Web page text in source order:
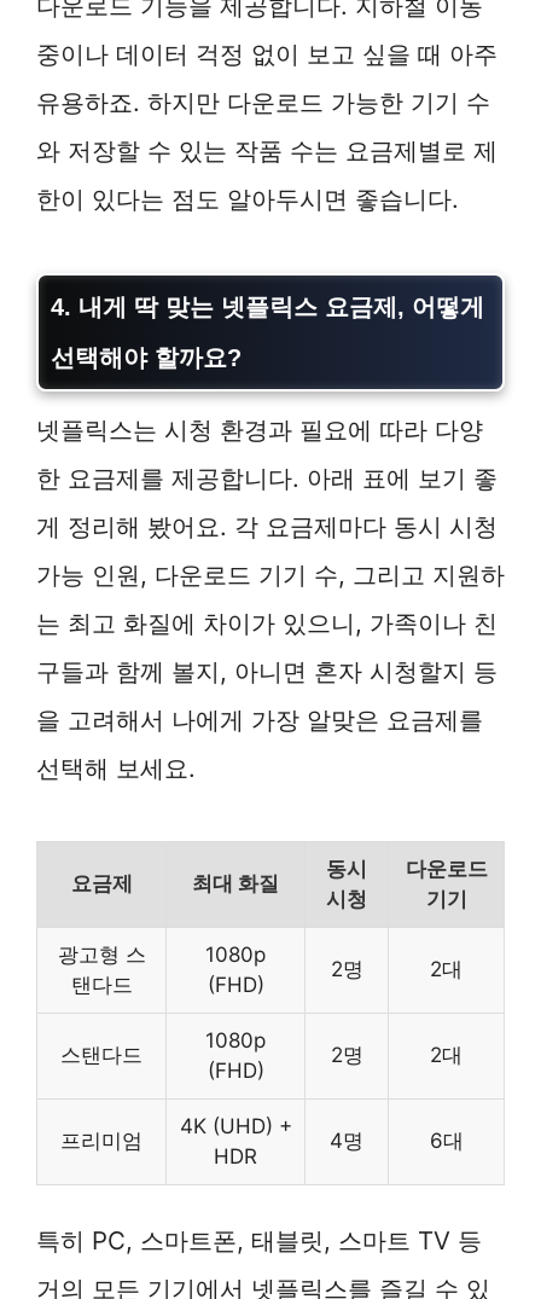
중이나 데이터 걱정 없이 보고 싶을 때 아주
유용하죠. 하지만 다운로드 가능한 기기 수
와 저장할 수 있는 작품 수는 요금제별로 제
한이 있다는 점도 알아두시면 좋습니다.
4. 내게 딱 맞는 넷플릭스 요금제, 어떻게
선택해야 할까요?
넷플릭스는 시청 환경과 필요에 따라 다양
한 요금제를 제공합니다. 아래 표에 보기 좋
게 정리해 봤어요. 각 요금제마다 동시 시청
가능 인원, 다운로드 기기 수, 그리고 지원하
는 최고 화질에 차이가 있으니, 가족이나 친
구들과 함께 볼지, 아니면 혼자 시청할지 등
을 고려해서 나에게 가장 알맞은 요금제를
선택해 보세요.
요금제 최대 화질
동시
시청
다운로드
기기
광고형 스
탠다드
1080p
(FHD)
2명 2대
스탠다드
1080p
(FHD)
2명 2대
프리미엄
4K (UHD) +
HDR
4명 6대
특히 PC, 스마트폰, 태블릿, 스마트 TV 등
거의 모든 기기에서 넷플릭스를 즐길 수 있